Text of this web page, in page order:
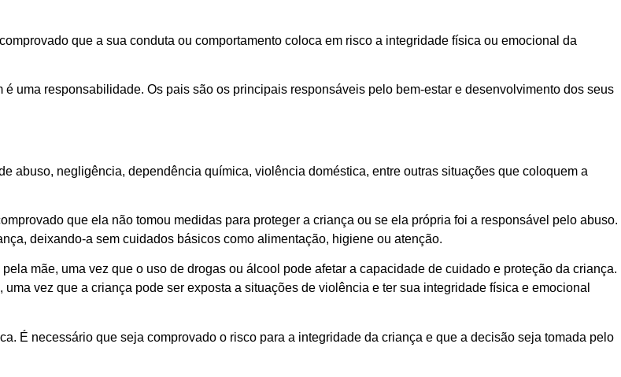
que a sua conduta ou comportamento coloca em risco a integridade física ou emocional da
uma responsabilidade. Os pais são os principais responsáveis pelo bem-estar e desenvolvimento dos seus
abuso, negligência, dependência química, violência doméstica, entre outras situações que coloquem a
que ela não tomou medidas para proteger a criança ou se ela própria foi a responsável pelo abuso.
deixando-a sem cuidados básicos como alimentação, higiene ou atenção.
mãe, uma vez que o uso de drogas ou álcool pode afetar a capacidade de cuidado e proteção da criança.
vez que a criança pode ser exposta a situações de violência e ter sua integridade física e emocional
É necessário que seja comprovado o risco para a integridade da criança e que a decisão seja tomada pelo